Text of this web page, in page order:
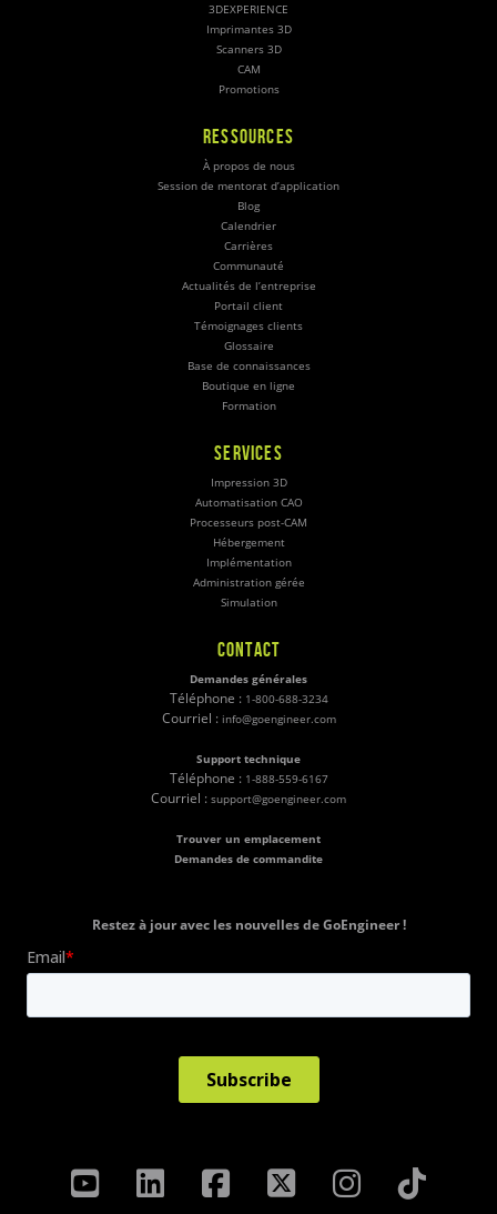
3DEXPERIENCE
Imprimantes 3D
Scanners 3D
CAM
Promotions
RESSOURCES
À propos de nous
Session de mentorat d’application
Blog
Calendrier
Carrières
Communauté
Actualités de l’entreprise
Portail client
Témoignages clients
Glossaire
Base de connaissances
Boutique en ligne
Formation
SERVICES
Impression 3D
Automatisation CAO
Processeurs post-CAM
Hébergement
Implémentation
Administration gérée
Simulation
CONTACT
Demandes générales
Téléphone : 1-800-688-3234
Courriel : info@goengineer.com
Support technique
Téléphone : 1-888-559-6167
Courriel : support@goengineer.com
Trouver un emplacement
Demandes de commandite
Restez à jour avec les nouvelles de GoEngineer !